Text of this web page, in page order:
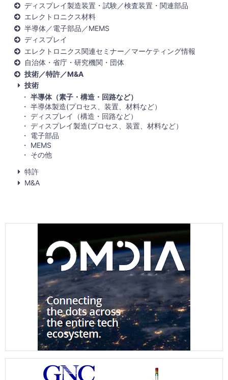
ディスプレイ製造装置・試験／検査装置・関連部品
エレクトロニクス材料
半導体／電子部品／MEMS
ディスプレイ
エレクトロニクス関連セミナー／マーケティング情報
自治体・省庁・研究機関・団体
技術／特許／M&A
技術
半導体（素子・構造・回路など）
半導体製造(プロセス、装置、材料など）
ディスプレイ（構造・回路など）
ディスプレイ製造(プロセス、装置、材料など）
電子部品
MEMS
その他
特許
M&A